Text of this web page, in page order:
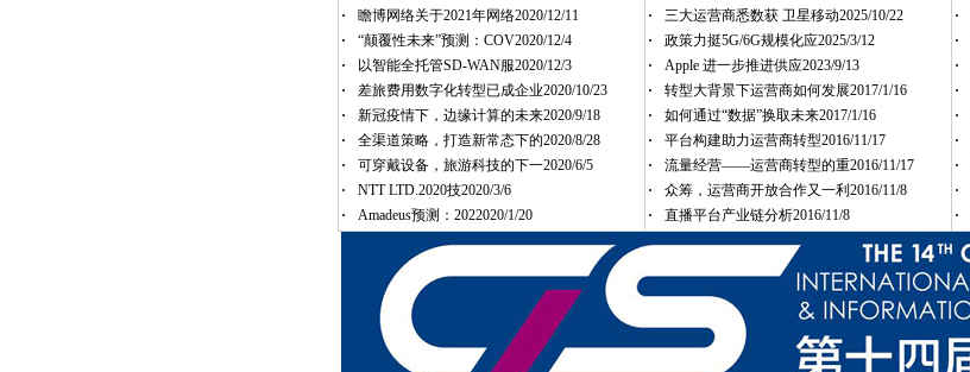
·
瞻博网络关于2021年网络2020/12/11
·
“颠覆性未来”预测：COV2020/12/4
·
以智能全托管SD-WAN服2020/12/3
·
差旅费用数字化转型已成企业2020/10/23
·
新冠疫情下，边缘计算的未来2020/9/18
·
全渠道策略，打造新常态下的2020/8/28
·
可穿戴设备，旅游科技的下一2020/6/5
·
NTT LTD.2020技2020/3/6
·
Amadeus预测：2022020/1/20
·
三大运营商悉数获 卫星移动2025/10/22
·
政策力挺5G/6G规模化应2025/3/12
·
Apple 进一步推进供应2023/9/13
·
转型大背景下运营商如何发展2017/1/16
·
如何通过“数据”换取未来2017/1/16
·
平台构建助力运营商转型2016/11/17
·
流量经营——运营商转型的重2016/11/17
·
众筹，运营商开放合作又一利2016/11/8
·
直播平台产业链分析2016/11/8
·
·
·
·
·
·
·
·
·